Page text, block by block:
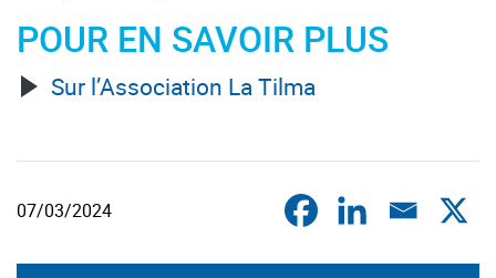
POUR EN SAVOIR PLUS
Sur l’Association La Tilma
07/03/2024